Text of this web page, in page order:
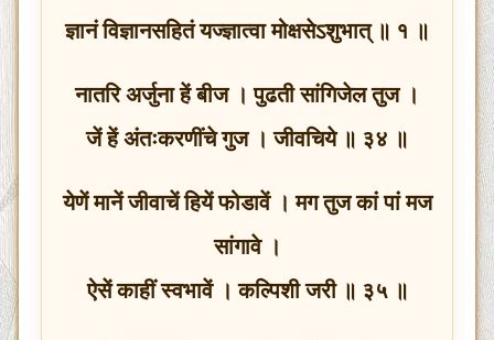
ज्ञानं विज्ञानसहितं यज्ज्ञात्वा मोक्षसेऽशुभात् ॥ १ ॥
नातरि अर्जुना हें बीज । पुढती सांगिजेल तुज ।
जें हें अंतःकरणींचे गुज । जीवचिये ॥ ३४ ॥
येणें मानें जीवाचें हियें फोडावें । मग तुज कां पां मज
सांगावे ।
ऐसें काहीं स्वभावें । कल्पिशी जरी ॥ ३५ ॥